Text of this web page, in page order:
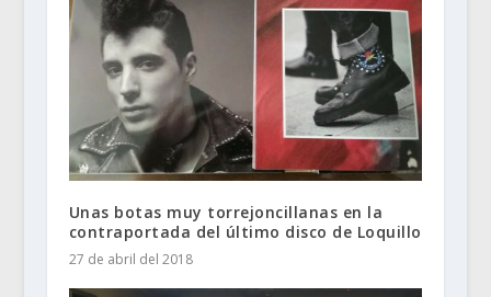
Unas botas muy torrejoncillanas en la
contraportada del último disco de Loquillo
27 de abril del 2018